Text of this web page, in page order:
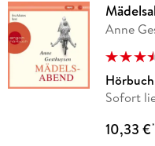
Anne
Sofort
10,33 €*